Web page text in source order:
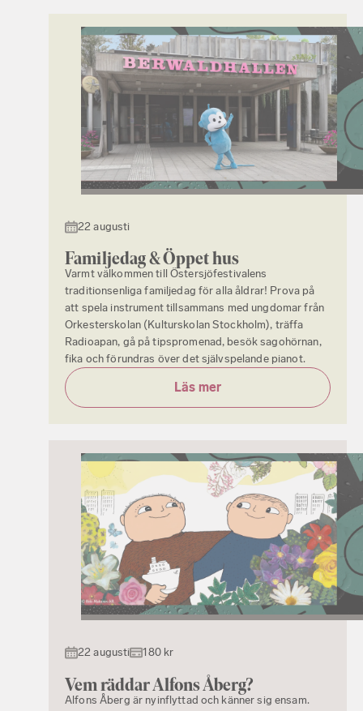
22 augusti
Familjedag & Öppet hus
Varmt välkommen till Östersjöfestivalens
traditionsenliga familjedag för alla åldrar! Prova på
att spela instrument tillsammans med ungdomar från
Orkesterskolan (Kulturskolan Stockholm), träffa
Radioapan, gå på tipspromenad, besök sagohörnan,
fika och förundras över det självspelande pianot.
Läs mer
22 augusti 180 kr
Vem räddar Alfons Åberg?
Alfons Åberg är nyinflyttad och känner sig ensam.